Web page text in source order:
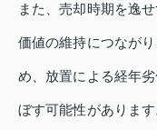
また、売却時期を逸
価値の維持につなが
め、放置による経年
ぼす可能性がありま